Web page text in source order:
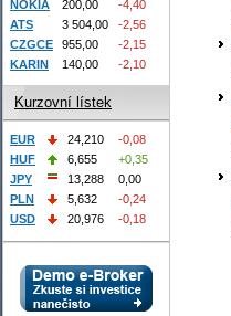
NOKIA
200,00
-4,40
ATS
3 504,00
-2,56
CZGCE
955,00
-2,15
KARIN
140,00 -2,10
Kurzovní lístek
EUR 24,210
-0,08
HUF
6,655
+0,35
JPY
13,288
0,00
PLN
5,632
-0,24
USD
20,976 -0,18